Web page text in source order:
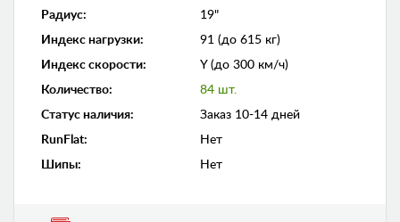
Радиус:
19"
Индекс нагрузки:
91 (до 615 кг)
Индекс скорости:
Y (до 300 км/ч)
Количество:
84 шт.
Статус наличия:
Заказ 10-14 дней
RunFlat:
Нет
Шипы: Нет